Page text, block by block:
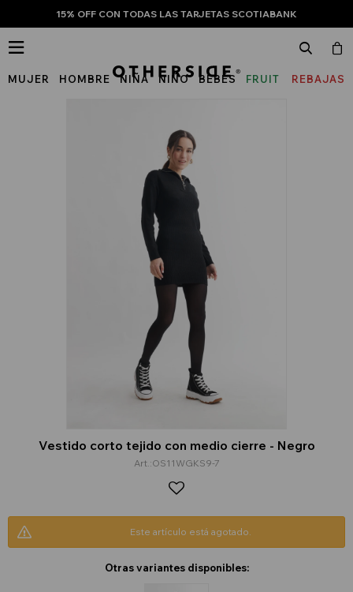
15% OFF CON TODAS LAS TARJETAS SCOTIABANK
MUJER HOMBRE NIÑA NIÑO BEBÉS
FRUIT
REBAJAS

Vestido corto tejido con medio cierre - Negro
OS11WGKS9-7
Este artículo está agotado.
Otras variantes disponibles: